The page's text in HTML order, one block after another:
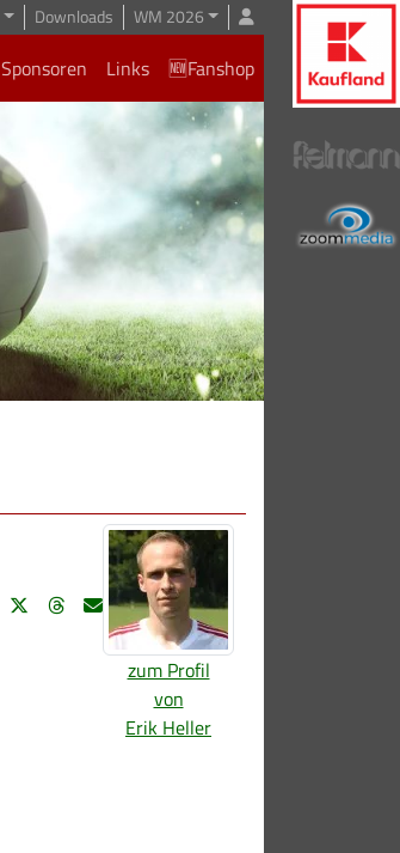
Downloads WM 2026
Sponsoren Links 🆕Fanshop
zum Profil
von
Erik Heller